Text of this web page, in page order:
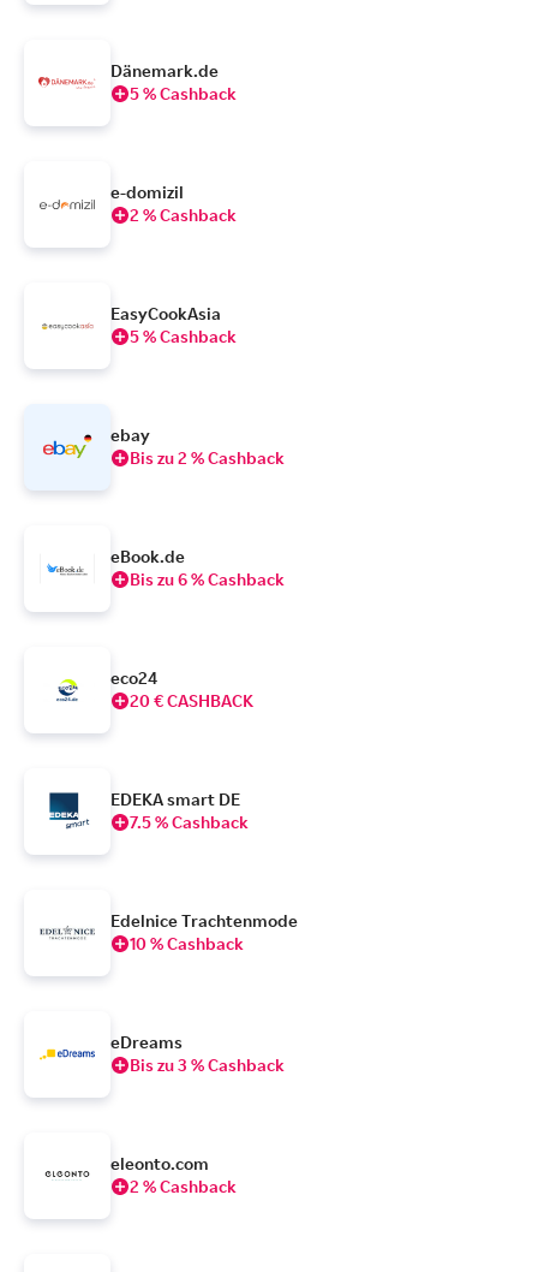
Dänemark.de
5 % Cashback
e-domizil
2 % Cashback
EasyCookAsia
5 % Cashback
ebay
Bis zu 2 % Cashback
eBook.de
Bis zu 6 % Cashback
eco24
20 € CASHBACK
EDEKA smart DE
7.5 % Cashback
Edelnice Trachtenmode
10 % Cashback
eDreams
Bis zu 3 % Cashback
eleonto.com
2 % Cashback